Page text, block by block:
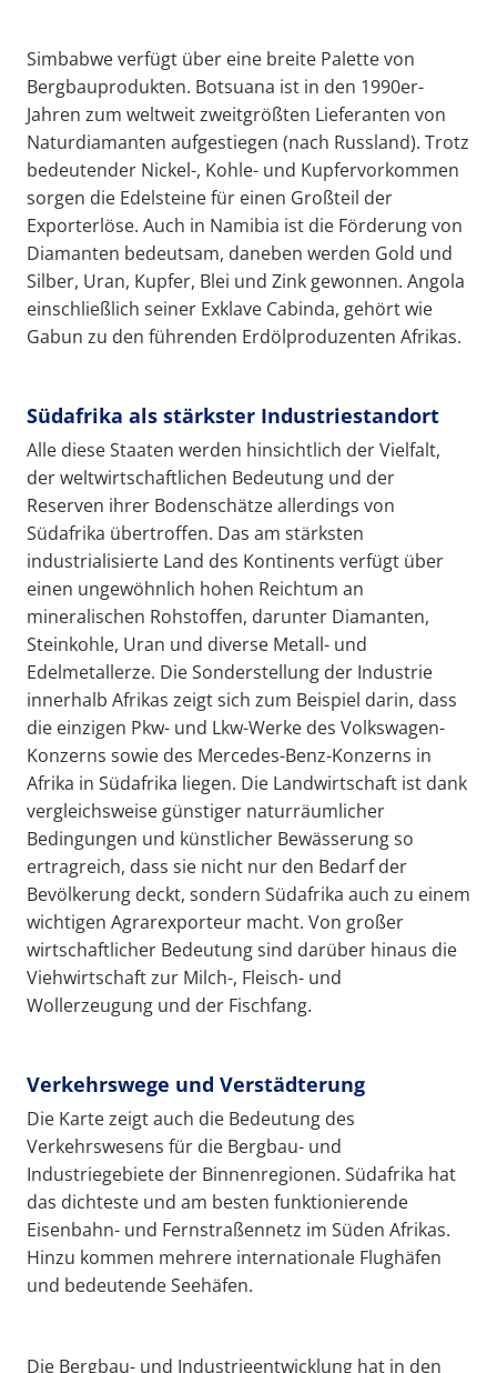
Simbabwe verfügt über eine breite Palette von
Bergbauprodukten. Botsuana ist in den 1990er-
Jahren zum weltweit zweitgrößten Lieferanten von
Naturdiamanten aufgestiegen (nach Russland). Trotz
bedeutender Nickel-, Kohle- und Kupfervorkommen
sorgen die Edelsteine für einen Großteil der
Exporterlöse. Auch in Namibia ist die Förderung von
Diamanten bedeutsam, daneben werden Gold und
Silber, Uran, Kupfer, Blei und Zink gewonnen. Angola
einschließlich seiner Exklave Cabinda, gehört wie
Gabun zu den führenden Erdölproduzenten Afrikas.
Südafrika als stärkster Industriestandort
Alle diese Staaten werden hinsichtlich der Vielfalt,
der weltwirtschaftlichen Bedeutung und der
Reserven ihrer Bodenschätze allerdings von
Südafrika übertroffen. Das am stärksten
industrialisierte Land des Kontinents verfügt über
einen ungewöhnlich hohen Reichtum an
mineralischen Rohstoffen, darunter Diamanten,
Steinkohle, Uran und diverse Metall- und
Edelmetallerze. Die Sonderstellung der Industrie
innerhalb Afrikas zeigt sich zum Beispiel darin, dass
die einzigen Pkw- und Lkw-Werke des Volkswagen-
Konzerns sowie des Mercedes-Benz-Konzerns in
Afrika in Südafrika liegen. Die Landwirtschaft ist dank
vergleichsweise günstiger naturräumlicher
Bedingungen und künstlicher Bewässerung so
ertragreich, dass sie nicht nur den Bedarf der
Bevölkerung deckt, sondern Südafrika auch zu einem
wichtigen Agrarexporteur macht. Von großer
wirtschaftlicher Bedeutung sind darüber hinaus die
Viehwirtschaft zur Milch-, Fleisch- und
Wollerzeugung und der Fischfang.
Verkehrswege und Verstädterung
Die Karte zeigt auch die Bedeutung des
Verkehrswesens für die Bergbau- und
Industriegebiete der Binnenregionen. Südafrika hat
das dichteste und am besten funktionierende
Eisenbahn- und Fernstraßennetz im Süden Afrikas.
Hinzu kommen mehrere internationale Flughäfen
und bedeutende Seehäfen.
Die Bergbau- und Industrieentwicklung hat in den